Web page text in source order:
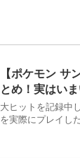
【ポケモン サ
とめ！実はい
大ヒットを記録中
を実際にプレイし